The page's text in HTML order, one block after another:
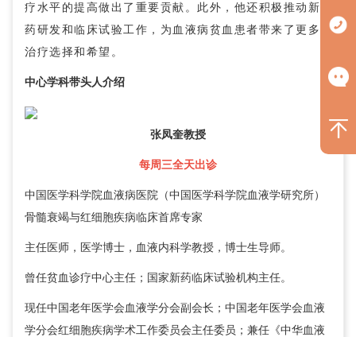
疗水平的提高做出了重要贡献。此外，他还积极推动新
药研发和临床试验工作，为血液病贫血患者带来了更多
治疗选择和希望。
中心学科带头人介绍
张凤奎教授
每周三全天出诊
中国医学科学院血液病医院（中国医学科学院血液学研究所）
骨髓衰竭与红细胞疾病临床首席专家
主任医师，医学博士，血液内科学教授，博士生导师。
曾任贫血诊疗中心主任；国家新药临床试验机构主任。
现任中国老年医学会血液学分会副会长；中国老年医学会血液
学分会红细胞疾病学术工作委员会主任委员；兼任《中华血液